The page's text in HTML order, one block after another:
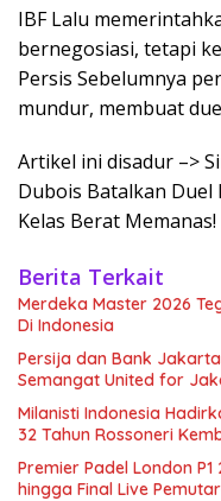
IBF Lalu
bernegosiasi, tetapi
Persis Sebelumnya
mundur, membuat
Artikel ini disadur –>
Dubois Batalkan Duel
Kelas Berat Memanas!
Berita Terkait
Merdeka Master 2026
Di Indonesia
Persija dan Bank
Semangat United for
Milanisti Indonesia
32 Tahun Rossoneri
Premier Padel London
hingga Final Live